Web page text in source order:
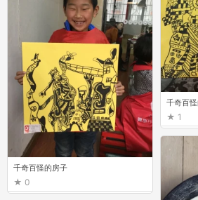
千奇百怪的房子
0
千奇百
1